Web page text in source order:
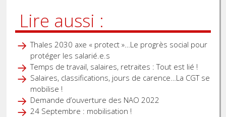
Lire aussi :
Thales 2030 axe « protect »…Le progrès social pour
protéger les salarié.e.s
Temps de travail, salaires, retraites : Tout est lié !
Salaires, classifications, jours de carence…La CGT se
mobilise !
Demande d’ouverture des NAO 2022
24 Septembre : mobilisation !